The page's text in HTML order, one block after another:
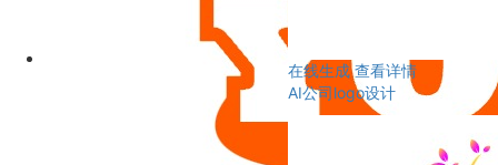
在线生成 查看详情
AI公司logo设计